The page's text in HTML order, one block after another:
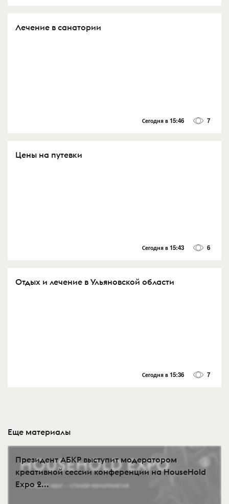
Лечение в санатории
Сегодня в 15:46 7
Цены на путевки
Сегодня в 15:43 6
Отдых и лечение в Ульяновской области
Сегодня в 15:36 7
Еще материалы
Президент АБКР выступит модератором
креативной сессии конференции на HouseHold
Expo 2...